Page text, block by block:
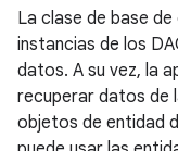
La clase de base
instancias de los
datos. A su vez, la
recuperar datos de
objetos de entidad